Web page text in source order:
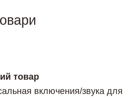
товар
включения/звука для